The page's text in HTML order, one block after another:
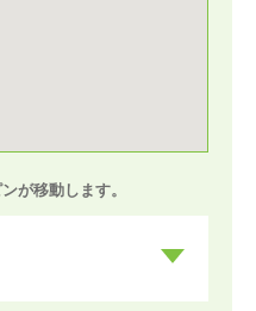
が移動します。